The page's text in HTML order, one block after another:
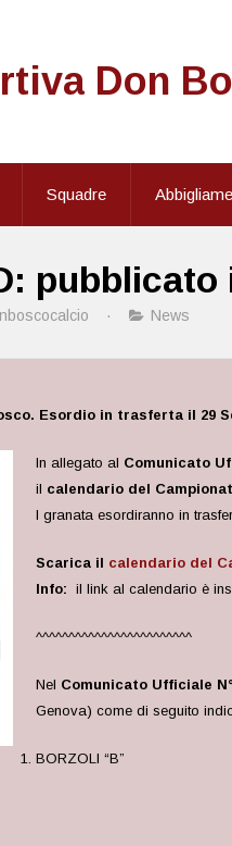
Don
Squadre
pubblicato
· News
Esordio in trasferta il 29
In allegato al Comunicato
il calendario del
I granata esordiranno in
Scarica il calendario del
Info: il link al calendario è
^^^^^^^^^^^^^^^^^^^^^^^^
Nel Comunicato Ufficiale
Genova) come di seguito
BORZOLI “B”